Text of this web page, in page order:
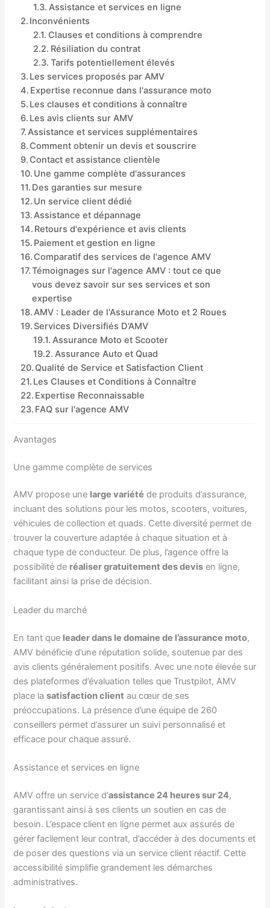
Assistance et services en ligne
Inconvénients
Clauses et conditions à comprendre
Résiliation du contrat
Tarifs potentiellement élevés
Les services proposés par AMV
Expertise reconnue dans l'assurance moto
Les clauses et conditions à connaître
Les avis clients sur AMV
Assistance et services supplémentaires
Comment obtenir un devis et souscrire
Contact et assistance clientèle
Une gamme complète d'assurances
Des garanties sur mesure
Un service client dédié
Assistance et dépannage
Retours d'expérience et avis clients
Paiement et gestion en ligne
Comparatif des services de l'agence AMV
Témoignages sur l'agence AMV : tout ce que
vous devez savoir sur ses services et son
expertise
AMV : Leader de l'Assurance Moto et 2 Roues
Services Diversifiés D’AMV
Assurance Moto et Scooter
Assurance Auto et Quad
Qualité de Service et Satisfaction Client
Les Clauses et Conditions à Connaître
Expertise Reconnaissable
FAQ sur l'agence AMV
Avantages
Une gamme complète de services
AMV propose une large variété de produits d’assurance,
incluant des solutions pour les motos, scooters, voitures,
véhicules de collection et quads. Cette diversité permet de
trouver la couverture adaptée à chaque situation et à
chaque type de conducteur. De plus, l’agence offre la
possibilité de réaliser gratuitement des devis en ligne,
facilitant ainsi la prise de décision.
Leader du marché
En tant que leader dans le domaine de l’assurance moto,
AMV bénéficie d’une réputation solide, soutenue par des
avis clients généralement positifs. Avec une note élevée sur
des plateformes d’évaluation telles que Trustpilot, AMV
place lasatisfaction client au cœur de ses
préoccupations. La présence d’une équipe de 260
conseillers permet d’assurer un suivi personnalisé et
efficace pour chaque assuré.
Assistance et services en ligne
AMV offre un service d’assistance 24 heures sur 24,
garantissant ainsi à ses clients un soutien en cas de
besoin. L’espace client en ligne permet aux assurés de
gérer facilement leur contrat, d’accéder à des documents et
de poser des questions via un service client réactif. Cette
accessibilité simplifie grandement les démarches
administratives.